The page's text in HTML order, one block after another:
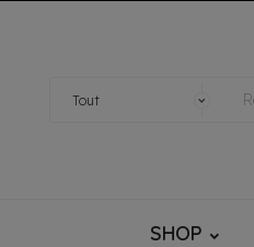
SHOP